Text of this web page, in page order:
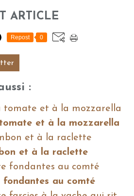
ARTICLE
Repost 0
:
et à la mozzarella
et à la raclette
fondantes au comté